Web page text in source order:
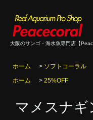
大阪のサンゴ・海水魚専門店【
ホーム > ソフトコーラル
ホーム
> 25%OFF
マメスナギ